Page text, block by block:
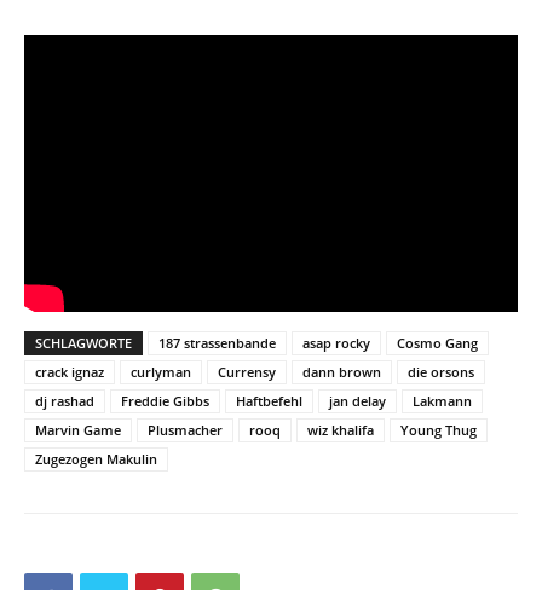
SCHLAGWORTE 187 strassenbande asap rocky
Cosmo Gang
crack ignaz
curlyman Currensy dann brown
die orsons
dj rashad
Freddie Gibbs Haftbefehl jan delay
Lakmann
Marvin Game
Plusmacher rooq wiz khalifa
Young Thug
Zugezogen Makulin